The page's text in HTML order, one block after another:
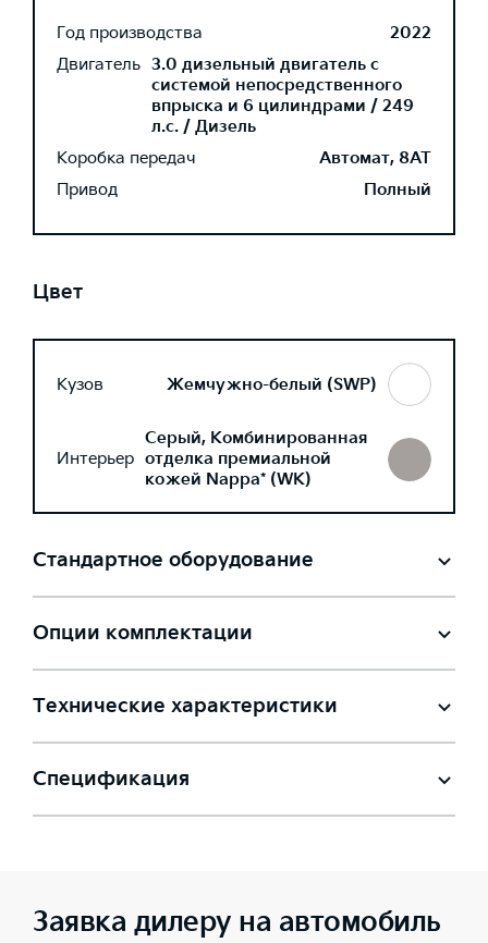
Год производства
2022
Двигатель 3.0 дизельный двигатель с
системой непосредственного
впрыска и 6 цилиндрами / 249
л.с. / Дизель
Коробка передач
Автомат, 8AT
Привод
Полный
Цвет
Кузов Жемчужно-белый (SWP)
Интерьер
Серый, Комбинированная
отделка премиальной
кожей Nappa* (WK)
Стандартное оборудование
Опции комплектации
Технические характеристики
Спецификация
Заявка дилеру на автомобиль